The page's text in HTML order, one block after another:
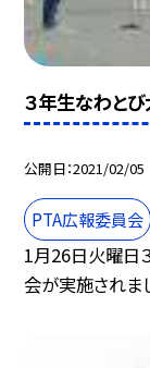
３年生なわと
公開日 2021/02/05
PTA広報委員会
1月26日火曜日
会が実施されま